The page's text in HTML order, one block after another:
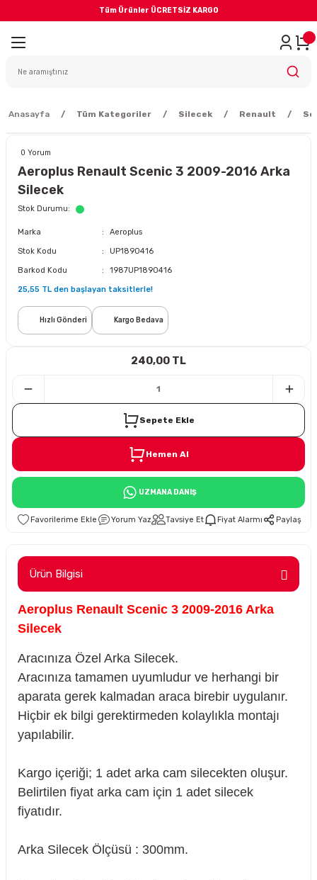
Tüm Ürünler ÜCRETSİZ KARGO
Geri Dön
Sistemi
Anasayfa Tüm Kategoriler Silecek Renault
0 Yorum
Aeroplus Renault Scenic 3 2009-2016 Arka
Silecek
Stok Durumu
Marka Aeroplus
Stok Kodu UP1890416
Barkod Kodu 1987UP1890416
25,55 TL den başlayan taksitlerle!
Hızlı Gönderi Kargo Bedava
240,00 TL
Sepete Ekle
Hemen Al
UZMANA DANIŞ
Yorum Yaz Tavsiye Et Fiyat Alarmı Paylaş
Ürün Bilgisi
Aeroplus Renault Scenic 3 2009-2016 Arka
Silecek
Aracınıza Özel Arka Silecek.
Aracınıza tamamen uyumludur ve herhangi bir
aparata gerek kalmadan araca birebir uygulanır.
Hiçbir ek bilgi gerektirmeden kolaylıkla montajı
yapılabilir.
Kargo içeriği; 1 adet arka cam silecekten oluşur.
Belirtilen fiyat arka cam için 1 adet silecek
fiyatıdır.
Arka Silecek Ölçüsü : 300mm.